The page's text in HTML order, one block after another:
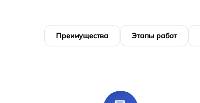
Преимущества Этапы работ